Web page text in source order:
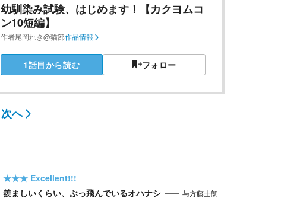
幼馴染み試験、はじめます！【カクヨムコ
ン10短編】
作者尾岡れき@猫部作品情報
1話目から読む フォロー
次へ
★★★ Excellent!!!
羨ましいくらい、ぶっ飛んでいるオハナシ
与方藤士朗